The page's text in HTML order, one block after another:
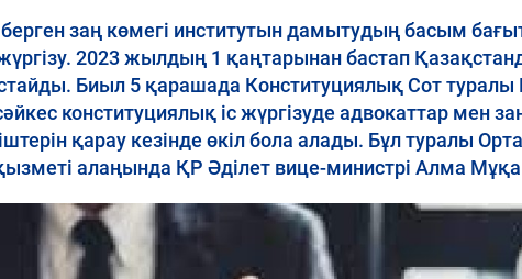
заң көмегі институтын дамытудың басым
2023 жылдың 1 қаңтарынан бастап
Биыл 5 қарашада Конституциялық Сот туралы
конституциялық іс жүргізуде адвокаттар мен
қарау кезінде өкіл бола алады. Бұл туралы
алаңында ҚР Әділет вице-министрі Алма